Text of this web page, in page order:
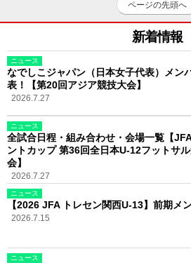
ページの先頭へ
新着情報
ニュース
なでしこジャパン（日本女子代表）メン
表！【第20回アジア競技大会】
2026.7.27
ニュース
全試合日程・組み合わせ・会場一覧【
ントカップ 第36回全日本U-12フットサ
会】
2026.7.27
ニュース
【2026 JFA トレセン関西U-13】前期メ
2026.7.15
ニュース